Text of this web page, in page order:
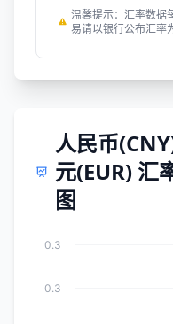
温馨提示：汇率数据
易请以银行公布汇率
人民币
元(EUR) 汇
图
0.3
0.3